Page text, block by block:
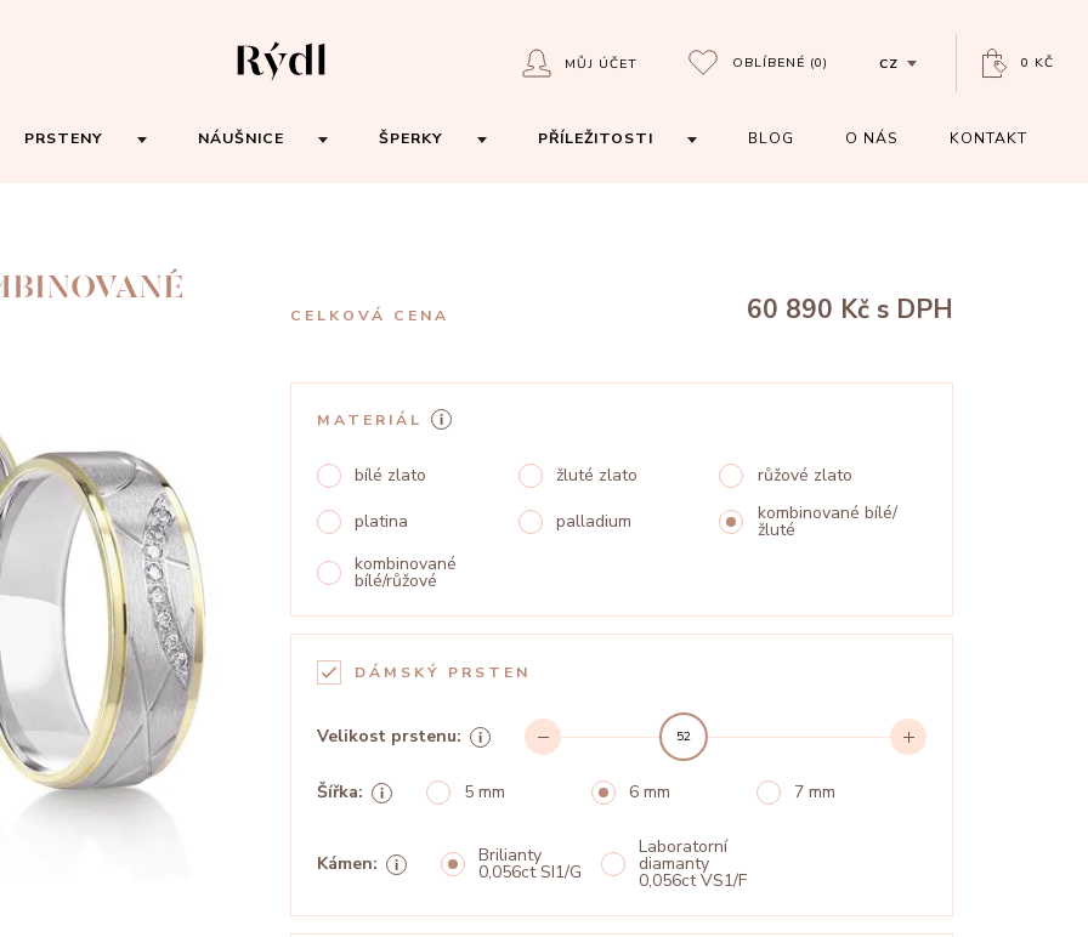
MŮJ ÚČET OBLÍBENÉ (0) CZ 0 KČ
PRSTENY NÁUŠNICE ŠPERKY PŘÍLEŽITOSTI BLOG O NÁS KONTAKT
CELKOVÁ CENA 60 890 Kč s DPH
MATERIÁL
bílé zlato žluté zlato
růžové zlato
platina
palladium kombinované bílé/
žluté
kombinované
bílé/růžové
DÁMSKÝ PRSTEN
Velikost prstenu: 52
Šířka: 5 mm 6 mm 7 mm
Kámen: Brilianty
0,056ct SI1/G
Laboratorní
diamanty
0,056ct VS1/F